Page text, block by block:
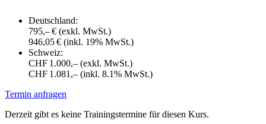
Deutschland:
795,– € (exkl. MwSt.)
946,05 € (inkl. 19% MwSt.)
Schweiz:
CHF 1.000,– (exkl. MwSt.)
CHF 1.081,– (inkl. 8.1% MwSt.)
Termin anfragen
Derzeit gibt es keine Trainingstermine für diesen Kurs.